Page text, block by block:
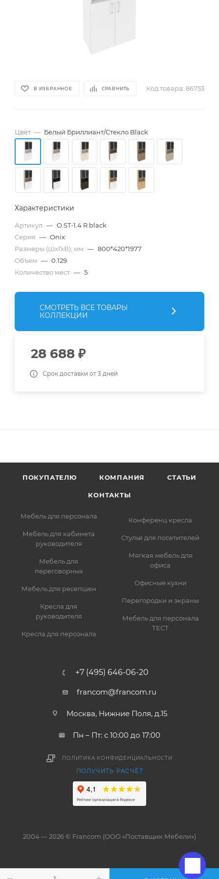
В ИЗБРАННОЕ СРАВНИТЬ Код товара: 86753
Цвет — Белый Бриллиант/Cтекло Black
Характеристики
Артикул — O.ST-1.4 R black
Серия — Onix
Размеры (ШхГхВ), мм — 800*420*1977
Объем — 0.129
Количество мест — 5
СМОТРЕТЬ ВСЕ ТОВАРЫ
КОЛЛЕКЦИИ
28 688 ₽
Срок доставки от 3 дней
ПОКУПАТЕЛЮ КОМПАНИЯ СТАТЬИ
КОНТАКТЫ
Мебель для персонала
Мебель для кабинета
руководителя
Мебель для
переговорных
Мебель для ресепшен
Кресла для
руководителя
Кресла для персонала
Конференц кресла
Стулья для посетителей
Мягкая мебель для
офиса
Офисные кухни
Перегородки и экраны
Мебель для персонала
ТЕСТ
+7 (495) 646-06-20
francom@francom.ru
Москва, Нижние Поля, д.15
Пн – Пт: с 10:00 до 17:00
ПОЛИТИКА КОНФИДЕНЦИАЛЬНОСТИ
ПОЛУЧИТЬ РАСЧЁТ
2004 — 2026 © Francom (ООО «Поставщик Мебели»)